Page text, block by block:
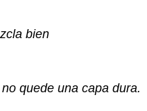
bien
quede una capa dura.